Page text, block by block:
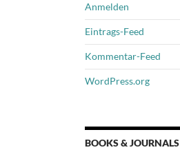
Anmelden
Eintrags-Feed
Kommentar-Feed
WordPress.org
BOOKS & JOURNALS